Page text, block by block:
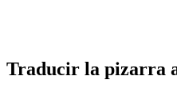
Traducir la pizarra